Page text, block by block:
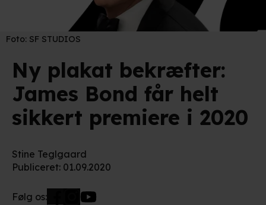
Foto: SF STUDIOS
Ny plakat bekræfter:
James Bond får helt
sikkert premiere i 2020
Stine Teglgaard
Publiceret: 01.09.2020
Følg os: